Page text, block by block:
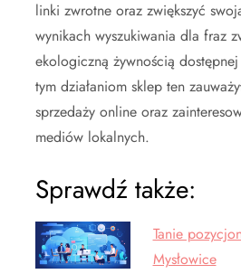
linki zwrotne oraz zwiększyć
wynikach wyszukiwania dla fraz
ekologiczną żywnością
tym działaniom sklep ten
sprzedaży online oraz
mediów lokalnych.
Sprawdź także:
Tanie
Mysłowice